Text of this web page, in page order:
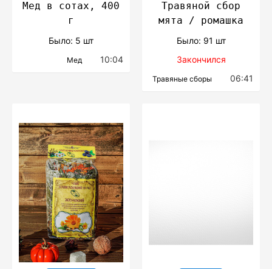
Мед в сотах, 400
г
Было: 5 шт
Мед 10:04
Травяной сбор
мята / ромашка
Было: 91 шт
Закончился
Травяные сборы 06:41